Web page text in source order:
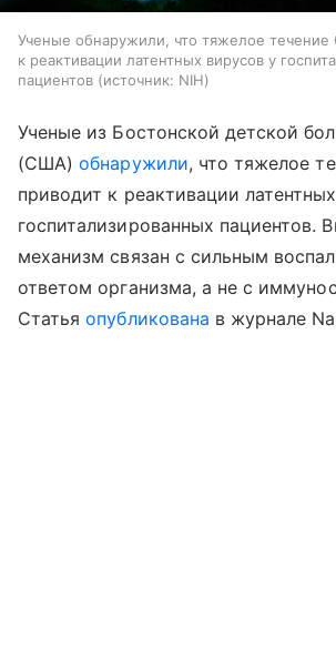
Ученые обнаружили, что тяжелое течение
к реактивации латентных вирусов у
пациентов
источник: NIH
Ученые из Бостонской детской
(США)обнаружили, что тяжелое
приводит к реактивации
госпитализированных пациентов.
механизм связан с сильным
ответом организма, а не с
Статьяопубликована в журнале